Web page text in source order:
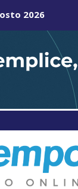
2026